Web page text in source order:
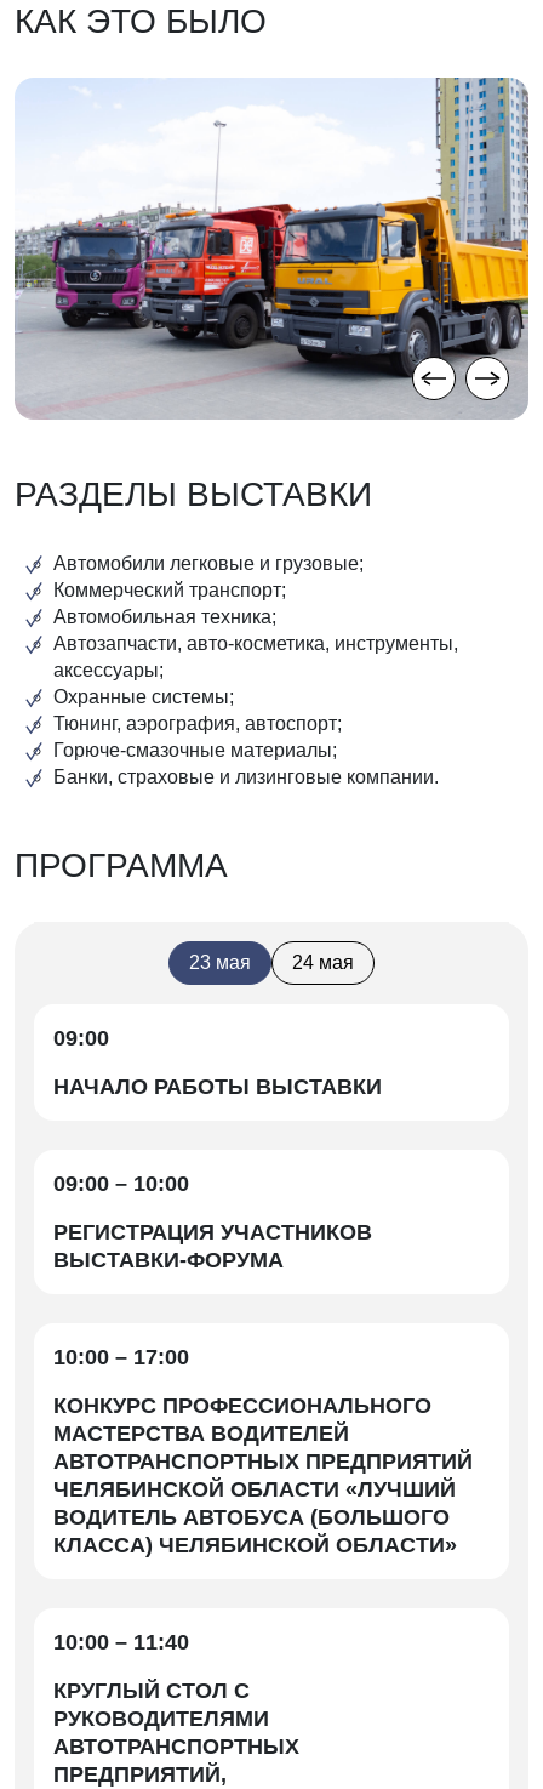
КАК ЭТО БЫЛО
РАЗДЕЛЫ ВЫСТАВКИ
Автомобили легковые и грузовые;
Коммерческий транспорт;
Автомобильная техника;
Автозапчасти, авто-косметика, инструменты,
аксессуары;
Охранные системы;
Тюнинг, аэрография, автоспорт;
Горюче-смазочные материалы;
Банки, страховые и лизинговые компании.
ПРОГРАММА
23 мая 24 мая
09:00
НАЧАЛО РАБОТЫ ВЫСТАВКИ
09:00 – 10:00
РЕГИСТРАЦИЯ УЧАСТНИКОВ
ВЫСТАВКИ-ФОРУМА
10:00 – 17:00
КОНКУРС ПРОФЕССИОНАЛЬНОГО
МАСТЕРСТВА ВОДИТЕЛЕЙ
АВТОТРАНСПОРТНЫХ ПРЕДПРИЯТИЙ
ЧЕЛЯБИНСКОЙ ОБЛАСТИ «ЛУЧШИЙ
ВОДИТЕЛЬ АВТОБУСА (БОЛЬШОГО
КЛАССА) ЧЕЛЯБИНСКОЙ ОБЛАСТИ»
10:00 – 11:40
КРУГЛЫЙ СТОЛ С
РУКОВОДИТЕЛЯМИ
АВТОТРАНСПОРТНЫХ
ПРЕДПРИЯТИЙ,